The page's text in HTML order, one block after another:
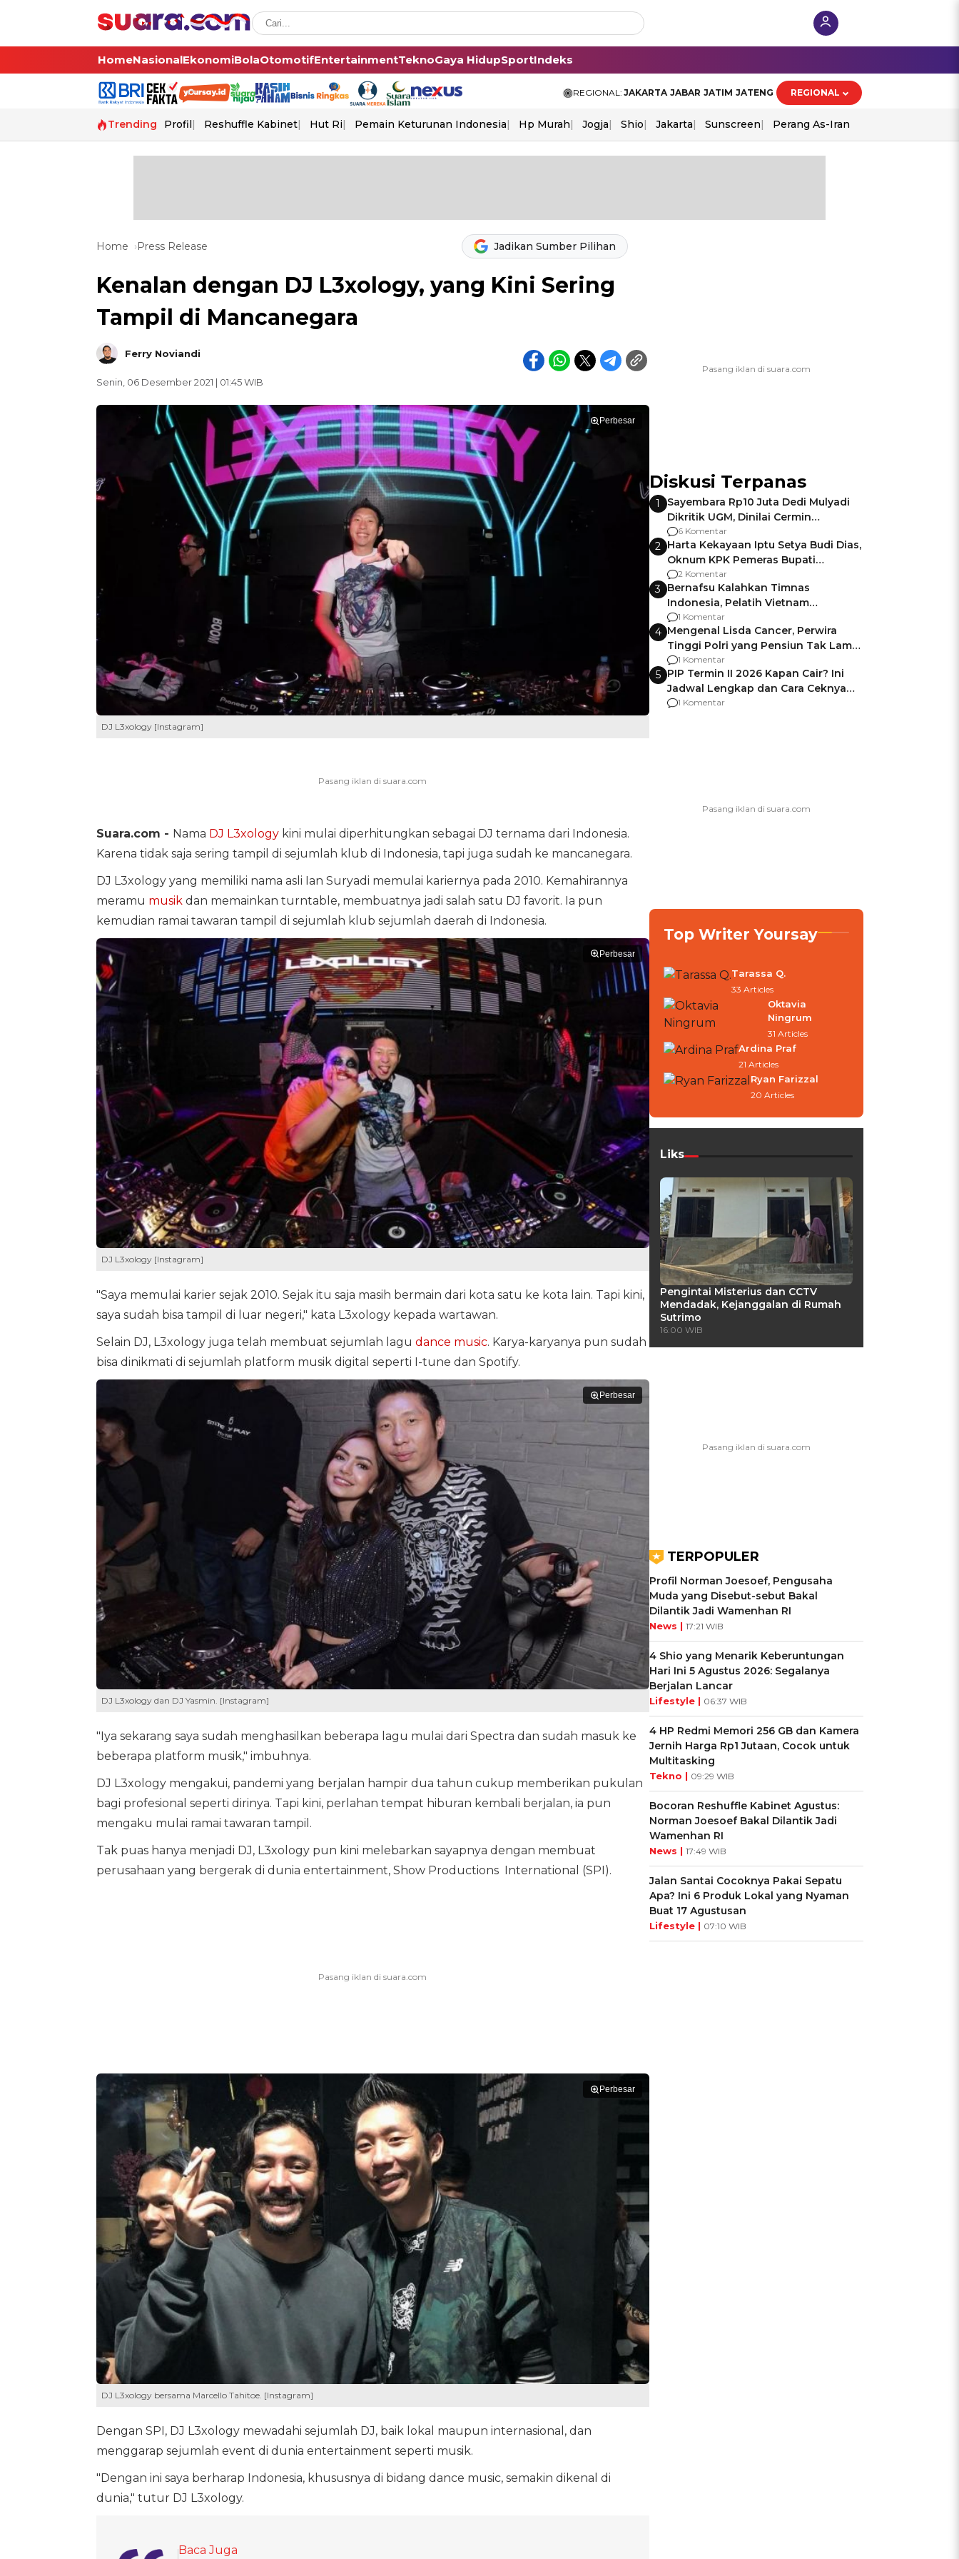
HomeNasionalEkonomiBolaOtomotifEntertainmentTeknoGaya HidupSportIndeks
REGIONAL: JAKARTA JABAR JATIM JATENG REGIONAL
Trending Profil Reshuffle Kabinet Hut Ri Pemain Keturunan Indonesia Hp Murah Jogja Shio Jakarta Sunscreen Perang As-Iran
Home Press Release Jadikan Sumber Pilihan
Kenalan dengan DJ L3xology, yang Kini Sering
Tampil di Mancanegara
Ferry Noviandi
Senin, 06 Desember 2021 | 01:45 WIB
Perbesar
DJ L3xology [Instagram]
Suara.com - Nama DJ L3xologykini mulai diperhitungkan sebagai DJ ternama dari Indonesia.
Karena tidak saja sering tampil di sejumlah klub di Indonesia, tapi juga sudah ke mancanegara.
DJ L3xology yang memiliki nama asli Ian Suryadi memulai kariernya pada 2010. Kemahirannya
meramu musik dan memainkan turntable, membuatnya jadi salah satu DJ favorit. Ia pun
kemudian ramai tawaran tampil di sejumlah klub sejumlah daerah di Indonesia.
Perbesar
DJ L3xology [Instagram]
"Saya memulai karier sejak 2010. Sejak itu saja masih bermain dari kota satu ke kota lain. Tapi kini,
saya sudah bisa tampil di luar negeri," kata L3xology kepada wartawan.
Selain DJ, L3xology juga telah membuat sejumlah lagu dance music. Karya-karyanya pun sudah
bisa dinikmati di sejumlah platform musik digital seperti I-tune dan Spotify.
Perbesar
DJ L3xology dan DJ Yasmin. [Instagram]
"Iya sekarang saya sudah menghasilkan beberapa lagu mulai dari Spectra dan sudah masuk ke
beberapa platform musik," imbuhnya.
DJ L3xology mengakui, pandemi yang berjalan hampir dua tahun cukup memberikan pukulan
bagi profesional seperti dirinya. Tapi kini, perlahan tempat hiburan kembali berjalan, ia pun
mengaku mulai ramai tawaran tampil.
Tak puas hanya menjadi DJ, L3xology pun kini melebarkan sayapnya dengan membuat
perusahaan yang bergerak di dunia entertainment, Show Productions International (SPI).
Perbesar
DJ L3xology bersama Marcello Tahitoe. [Instagram]
Dengan SPI, DJ L3xology mewadahi sejumlah DJ, baik lokal maupun internasional, dan
menggarap sejumlah event di dunia entertainment seperti musik.
"Dengan ini saya berharap Indonesia, khususnya di bidang dance music, semakin dikenal di
dunia," tutur DJ L3xology.
Baca Juga
Diskusi Terpanas
1
Sayembara Rp10 Juta Dedi Mulyadi
Dikritik UGM, Dinilai Cermin
Gagalnya Negara Jamin Keamanan
6 Komentar
2 Harta Kekayaan Iptu Setya Budi Dias,
Oknum KPK Pemeras Bupati
Pemalang
2 Komentar
3 Bernafsu Kalahkan Timnas
Indonesia, Pelatih Vietnam
Berencana Pakai Jimat di Pakansari
1 Komentar
4 Mengenal Lisda Cancer, Perwira
Tinggi Polri yang Pensiun Tak Lama
Usai Jadi Brigjen
1 Komentar
5 PIP Termin II 2026 Kapan Cair? Ini
Jadwal Lengkap dan Cara Ceknya
agar Dana Tidak Hangus!
1 Komentar
Top Writer Yoursay
Tarassa Q.
33 Articles
Oktavia
Ningrum
31 Articles
Ardina Praf
21 Articles
Ryan Farizzal
20 Articles
Liks
Pengintai Misterius dan CCTV
Mendadak, Kejanggalan di Rumah
Sutrimo
16:00 WIB
TERPOPULER
Profil Norman Joesoef, Pengusaha
Muda yang Disebut-sebut Bakal
Dilantik Jadi Wamenhan RI
News | 17:21 WIB
4 Shio yang Menarik Keberuntungan
Hari Ini 5 Agustus 2026: Segalanya
Berjalan Lancar
Lifestyle | 06:37 WIB
4 HP Redmi Memori 256 GB dan Kamera
Jernih Harga Rp1 Jutaan, Cocok untuk
Multitasking
Tekno | 09:29 WIB
Bocoran Reshuffle Kabinet Agustus:
Norman Joesoef Bakal Dilantik Jadi
Wamenhan RI
News | 17:49 WIB
Jalan Santai Cocoknya Pakai Sepatu
Apa? Ini 6 Produk Lokal yang Nyaman
Buat 17 Agustusan
Lifestyle | 07:10 WIB